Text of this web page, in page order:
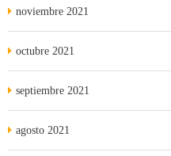
noviembre 2021
octubre 2021
septiembre 2021
agosto 2021